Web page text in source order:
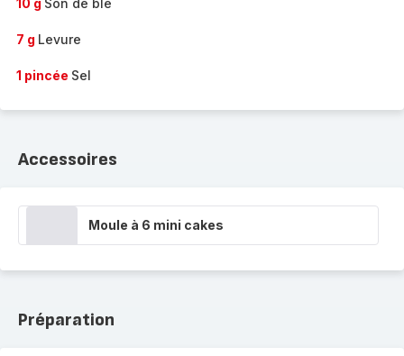
10 g Son de blé
7 g Levure
1 pincée Sel
Accessoires
Moule à 6 mini cakes
Préparation